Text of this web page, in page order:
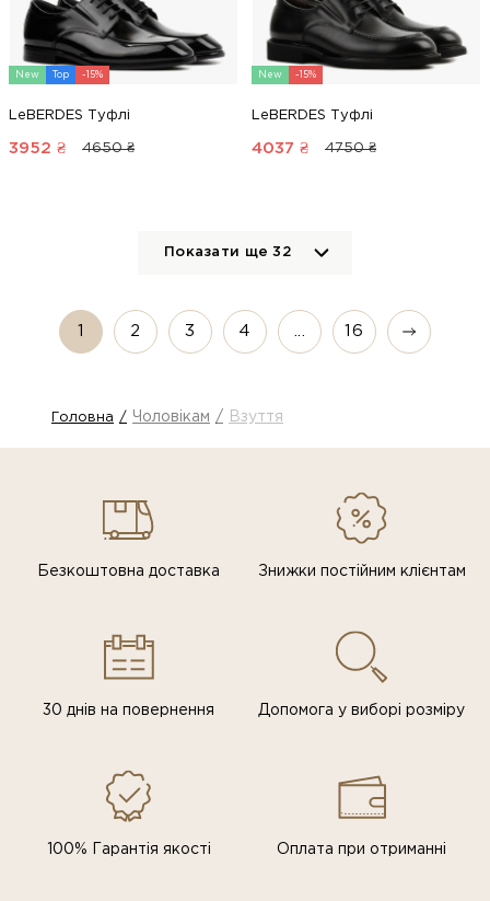
New Top -15%
LeBERDES Туфлі
3952 ₴ 4650 ₴
New -15%
LeBERDES Туфлі
4037 ₴ 4750 ₴
Показати ще32
1 2 3 4 16
Головна Чоловікам Взуття
Безкоштовна доставка Знижки постiйним клiєнтам
30 днів на повернення Допомога у виборі розміру
100% Гарантія якості Оплата при отриманні